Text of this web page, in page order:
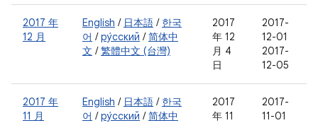
2017 年
12 月
English / 日本語 / 한국
어 /ру́сский /简体中
文 /繁體中文 (台灣)
2017
年 12
月 4
日
2017-
12-01
2017-
12-05
2017 年
11 月
English / 日本語 / 한국
어 /ру́сский /简体中
2017
年 11
2017-
11-01